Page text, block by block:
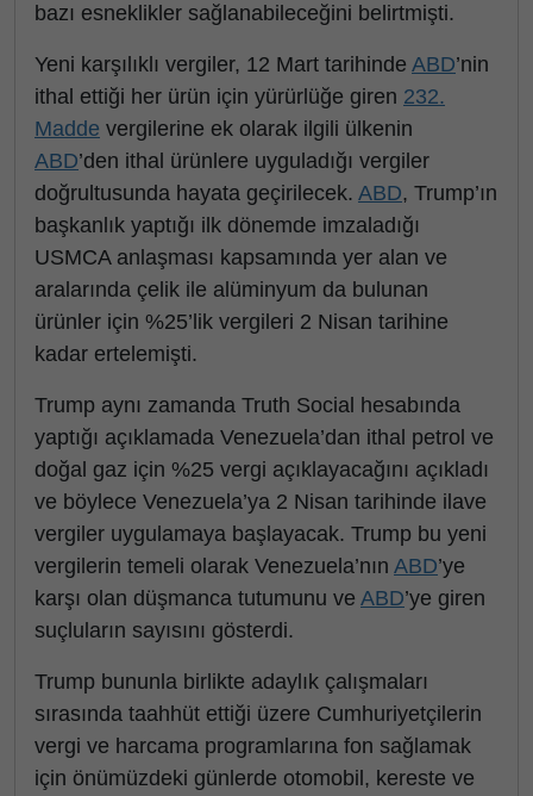
bazı esneklikler sağlanabileceğini belirtmişti.
Yeni karşılıklı vergiler, 12 Mart tarihinde ABD’nin
ithal ettiği her ürün için yürürlüğe giren 232.
Madde vergilerine ek olarak ilgili ülkenin
ABD’den ithal ürünlere uyguladığı vergiler
doğrultusunda hayata geçirilecek. ABD, Trump’ın
başkanlık yaptığı ilk dönemde imzaladığı
USMCA anlaşması kapsamında yer alan ve
aralarında çelik ile alüminyum da bulunan
ürünler için %25’lik vergileri 2 Nisan tarihine
kadar ertelemişti.
Trump aynı zamanda Truth Social hesabında
yaptığı açıklamada Venezuela’dan ithal petrol ve
doğal gaz için %25 vergi açıklayacağını açıkladı
ve böylece Venezuela’ya 2 Nisan tarihinde ilave
vergiler uygulamaya başlayacak. Trump bu yeni
vergilerin temeli olarak Venezuela’nın ABD’ye
karşı olan düşmanca tutumunu ve ABD’ye giren
suçluların sayısını gösterdi.
Trump bununla birlikte adaylık çalışmaları
sırasında taahhüt ettiği üzere Cumhuriyetçilerin
vergi ve harcama programlarına fon sağlamak
için önümüzdeki günlerde otomobil, kereste ve